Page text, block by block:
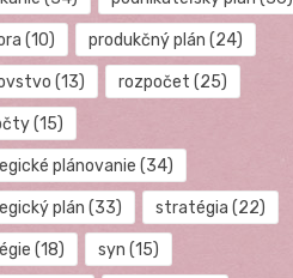
(10) produkčný plán (24)
(13) rozpočet (25)
(15)
plánovanie (34)
plán (33) stratégia (22)
(18) syn (15)